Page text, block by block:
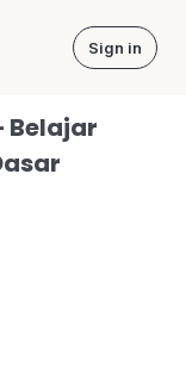
Sign in